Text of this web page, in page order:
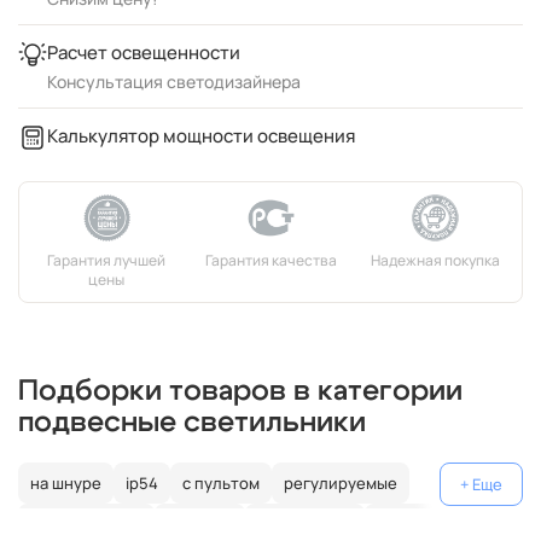
Расчет освещенности
Консультация светодизайнера
Калькулятор мощности освещения
Подборки товаров в категории
подвесные светильники
на шнуре ip54 с пультом
регулируемые